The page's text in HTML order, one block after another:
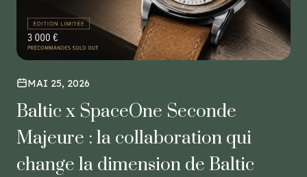
MAI 25, 2026
Baltic x SpaceOne Seconde
Majeure : la collaboration qui
change la dimension de Baltic